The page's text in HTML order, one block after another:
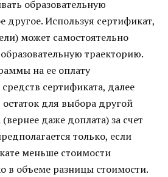
образовательную
другое. Используя сертификат,
может самостоятельно
траекторию.
на ее оплату
сертификата, далее
остаток для выбора другой
даже доплата) за счет
только, если
меньше стоимости
в объеме разницы стоимости.